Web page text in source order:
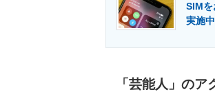
SIM
実施中
「芸能人」の